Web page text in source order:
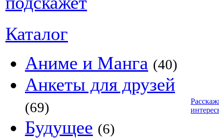
Каталог
Аниме и Манга (40)
Анкеты для друзей
(69)
Будущее (6)